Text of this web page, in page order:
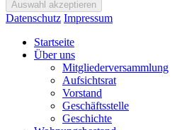
Datenschutz Impressum
Startseite
Über uns
Mitgliederversammlung
Aufsichtsrat
Vorstand
Geschäftsstelle
Geschichte